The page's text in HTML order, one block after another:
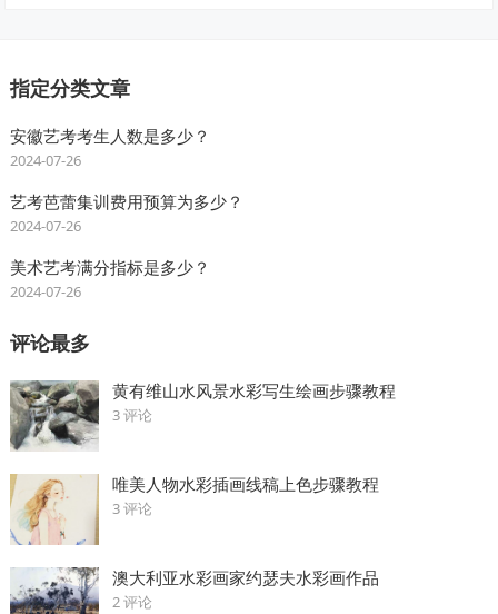
指定分类文章
安徽艺考考生人数是多少？
2024-07-26
艺考芭蕾集训费用预算为多少？
2024-07-26
美术艺考满分指标是多少？
2024-07-26
评论最多
黄有维山水风景水彩写生绘画步骤教程
3 评论
唯美人物水彩插画线稿上色步骤教程
3 评论
澳大利亚水彩画家约瑟夫水彩画作品
2 评论